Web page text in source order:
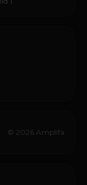
© 2026 Amplifa